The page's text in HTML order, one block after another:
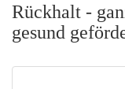
Rückhalt -
gesund